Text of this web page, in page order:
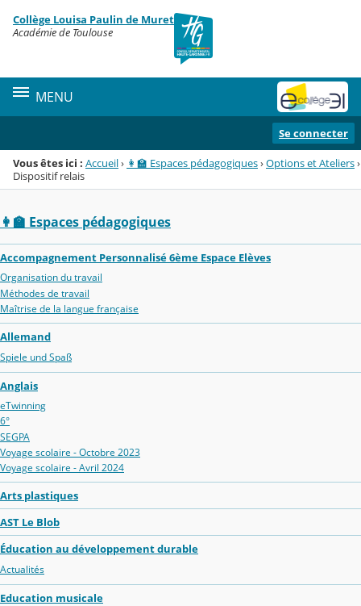
Menu de la rubrique
Contenu
Collège Louisa Paulin de Muret
Académie de Toulouse
MENU
Se connecter
Vous êtes ici : Accueil› 👩‍🏫 Espaces pédagogiques›Options et Ateliers›
Dispositif relais
👩‍🏫 Espaces pédagogiques
Accompagnement Personnalisé 6ème Espace Elèves
Organisation du travail
Méthodes de travail
Maîtrise de la langue française
Allemand
Spiele und Spaß
Anglais
eTwinning
6°
SEGPA
Voyage scolaire - Octobre 2023
Voyage scolaire - Avril 2024
Arts plastiques
AST Le Blob
Éducation au développement durable
Actualités
Education musicale